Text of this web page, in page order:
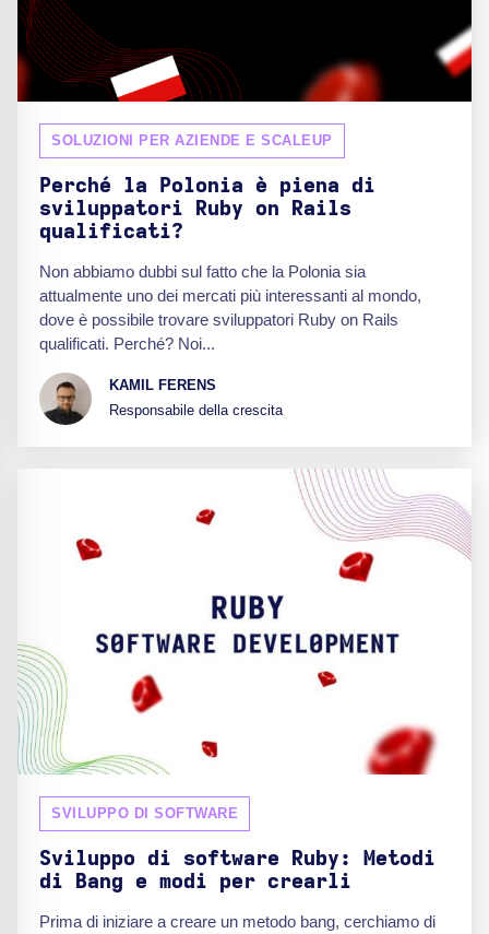
SOLUZIONI PER AZIENDE E SCALEUP
Perché la Polonia è piena di
sviluppatori Ruby on Rails
qualificati?
Non abbiamo dubbi sul fatto che la Polonia sia
attualmente uno dei mercati più interessanti al mondo,
dove è possibile trovare sviluppatori Ruby on Rails
qualificati. Perché? Noi...
KAMIL FERENS
Responsabile della crescita
SVILUPPO DI SOFTWARE
Sviluppo di software Ruby: Metodi
di Bang e modi per crearli
Prima di iniziare a creare un metodo bang, cerchiamo di